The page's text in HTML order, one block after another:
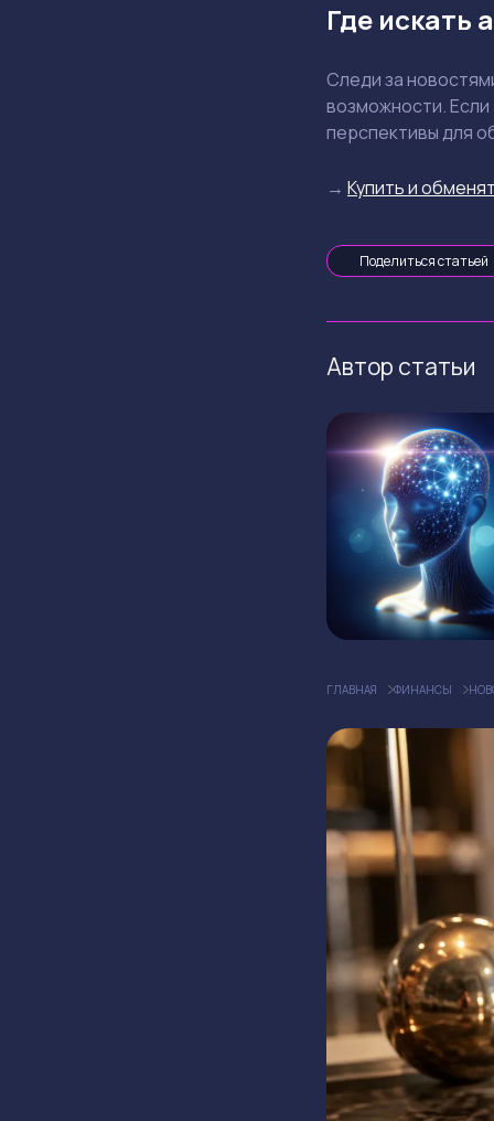
Где
Следи за
возможности.
перспективы для
→ Купить и
Поделиться статьей
Автор статьи
ГЛАВНАЯ ФИНАНСЫ